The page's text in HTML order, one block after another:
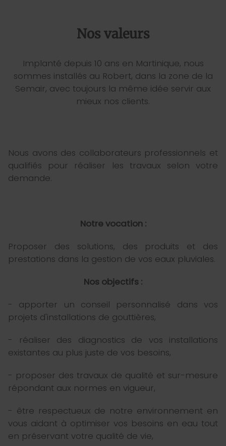
Nos valeurs
Implanté depuis 10 ans en Martinique, nous
sommes installés au Robert, dans la zone de la
Semair, avec toujours la même idée servir aux
mieux nos clients.
Nous avons des collaborateurs professionnels et
qualifiés pour réaliser les travaux selon votre
demande.
Notre vocation :
Proposer des solutions, des produits et des
prestations dans la gestion de vos eaux pluviales.
Nos objectifs :
- apporter un conseil personnalisé dans vos
projets d'installations de gouttières,
- réaliser des diagnostics de vos installations
existantes au plus juste de vos besoins,
- proposer des travaux de qualité et sur-mesure
répondant aux normes en vigueur,
- être respectueux de notre environnement en
vous aidant à optimiser vos besoins en eau tout
en préservant votre qualité de vie,